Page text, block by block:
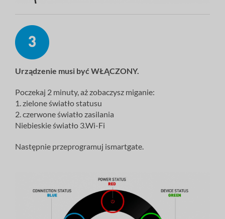
Urządzenie musi być WŁĄCZONY.
Poczekaj 2 minuty, aż zobaczysz miganie:
1. zielone światło statusu
2. czerwone światło zasilania
Niebieskie światło 3.Wi-Fi
Następnie przeprogramuj ismartgate.